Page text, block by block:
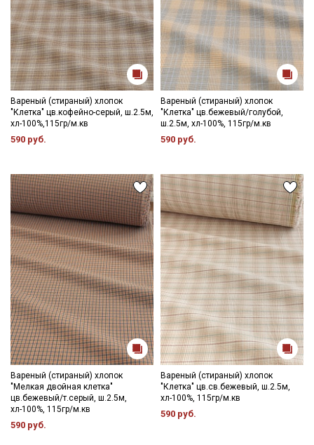
Вареный (стираный) хлопок
"Клетка" цв.кофейно-серый, ш.2.5м,
хл-100%,115гр/м.кв
590 руб.
Вареный (стираный) хлопок
"Клетка" цв.бежевый/голубой,
ш.2.5м, хл-100%, 115гр/м.кв
590 руб.
Вареный (стираный) хлопок
"Мелкая двойная клетка"
цв.бежевый/т.серый, ш.2.5м,
хл-100%, 115гр/м.кв
590 руб.
Вареный (стираный) хлопок
"Клетка" цв.св.бежевый, ш.2.5м,
хл-100%, 115гр/м.кв
590 руб.